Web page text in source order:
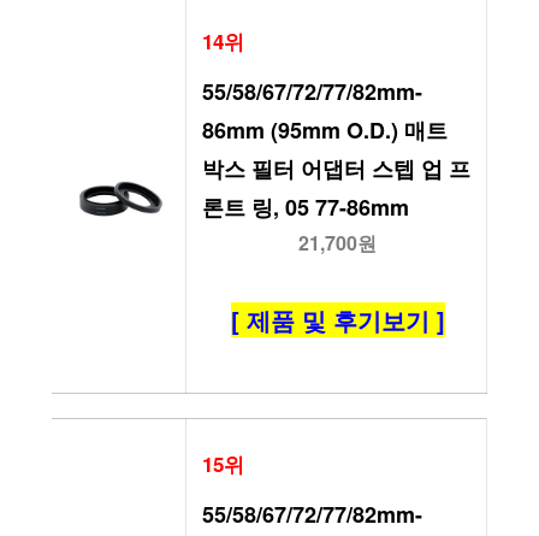
14위
55/58/67/72/77/82mm-
86mm (95mm O.D.) 매트
박스 필터 어댑터 스텝 업 프
론트 링, 05 77-86mm
21,700원
[ 제품 및 후기보기 ]
15위
55/58/67/72/77/82mm-